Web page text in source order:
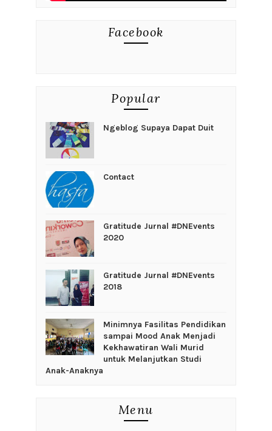
Facebook
Popular
Ngeblog Supaya Dapat Duit
Contact
Gratitude Jurnal #DNEvents
2020
Gratitude Jurnal #DNEvents
2018
‎Minimnya Fasilitas Pendidikan
sampai Mood Anak Menjadi
Kekhawatiran Wali Murid
untuk Melanjutkan Studi
Anak-Anaknya
Menu